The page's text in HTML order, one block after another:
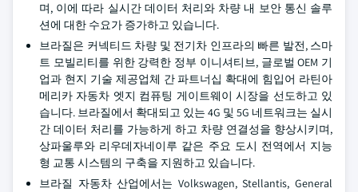
며, 이에 따라 실시간 데이터 처리와 차량 내 보안 통신 솔루
션에 대한 수요가 증가하고 있습니다.
브라질은 커넥티드 차량 및 전기차 인프라의 빠른 발전, 스마
트 모빌리티를 위한 강력한 정부 이니셔티브, 글로벌 OEM 기
업과 현지 기술 제공업체 간 파트너십 확대에 힘입어 라틴아
메리카 자동차 엣지 컴퓨팅 게이트웨이 시장을 선도하고 있
습니다. 브라질에서 확대되고 있는 4G 및 5G 네트워크는 실시
간 데이터 처리를 가능하게 하고 차량 연결성을 향상시키며,
상파울루와 리우데자네이루 같은 주요 도시 전역에서 지능
형 교통 시스템의 구축을 지원하고 있습니다.
브라질 자동차 산업에서는 Volkswagen, Stellantis, General